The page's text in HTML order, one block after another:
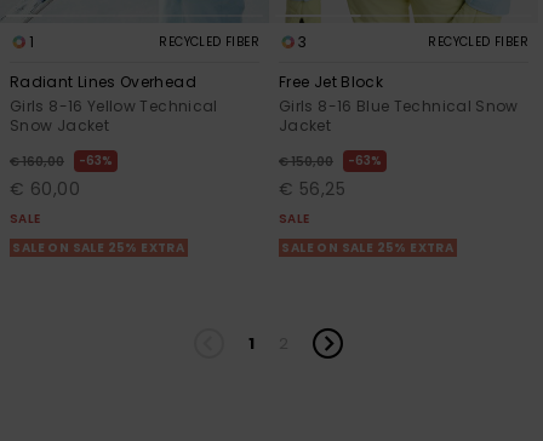
1 RECYCLED FIBER
Radiant Lines Overhead
Girls 8-16 Yellow Technical
Snow Jacket
€ 160,00 63%
€ 60,00
SALE
SALE ON SALE 25% EXTRA
3 RECYCLED FIBER
Free Jet Block
Girls 8-16 Blue Technical Snow
Jacket
€ 150,00 63%
€ 56,25
SALE
SALE ON SALE 25% EXTRA
1